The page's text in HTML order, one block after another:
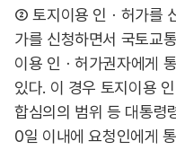
② 토지이용 인ㆍ허가를
가를 신청하면서 국토교
이용 인ㆍ허가권자에게
있다. 이 경우 토지이용
합심의의 범위 등 대통령
0일 이내에 요청인에게